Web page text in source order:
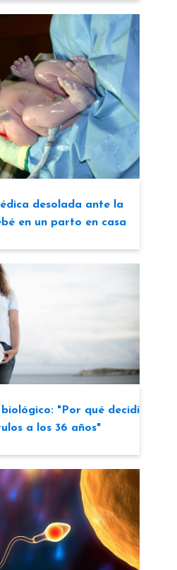
desolada ante la
en un parto en casa
"Por qué decidí
a los 36 años"